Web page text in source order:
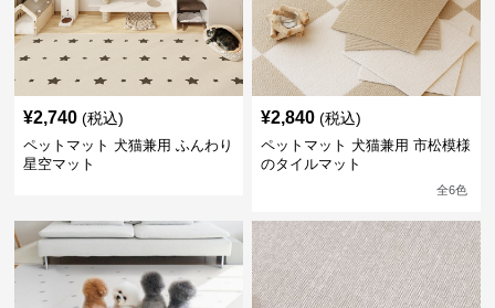
¥2,740 (税込)
ペットマット 犬猫兼用 ふんわり
星空マット
¥2,840 (税込)
ペットマット 犬猫兼用 市松模様
のタイルマット
全6色